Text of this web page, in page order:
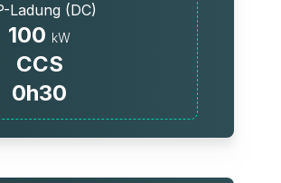
Ladung (DC)
100 kW
CCS
0h30